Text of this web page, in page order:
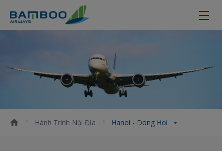
Hành Trình Nội Địa Hanoi - Dong Hoi